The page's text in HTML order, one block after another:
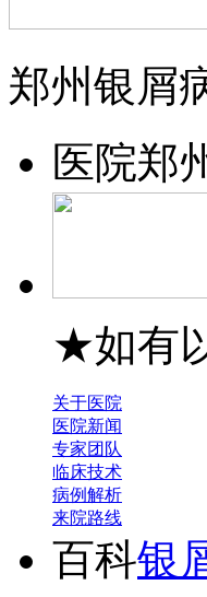
郑州银屑
医院郑
★如有
关于医院
医院新闻
专家团队
临床技术
病例解析
来院路线
百科银